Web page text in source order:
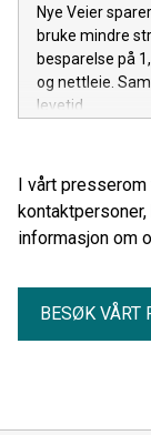
Nye Veier
bruke mindre
besparelse på
og nettleie.
levetid.
I vårt
informasjon om
BESØK VÅRT